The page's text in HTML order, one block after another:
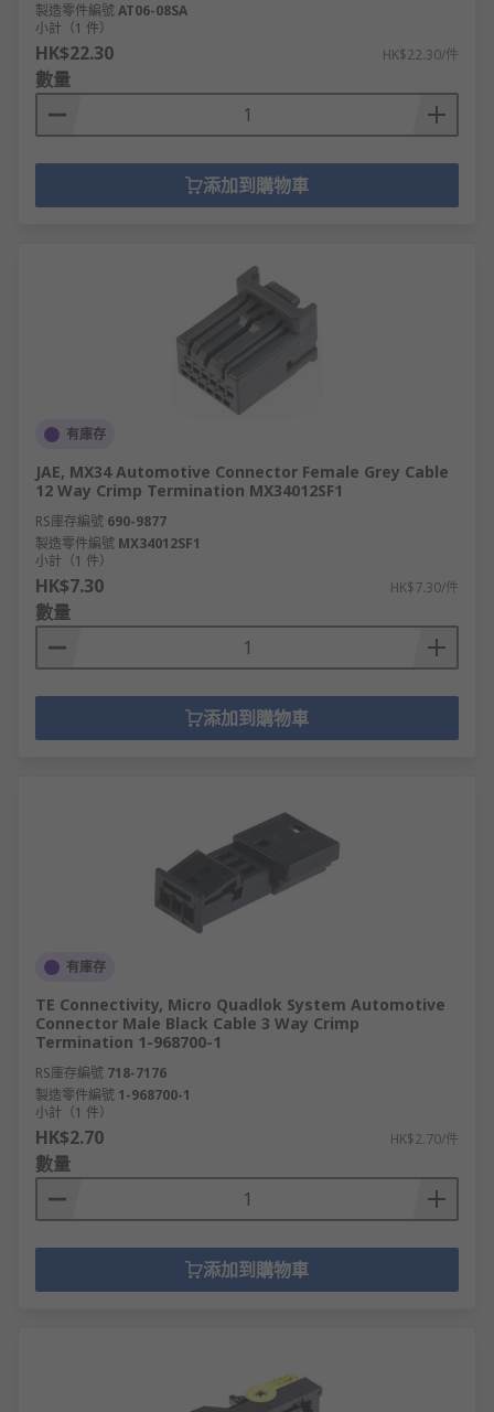
製造零件編號AT06-08SA
小計（1 件）
HK$22.30 HK$22.30/件
數量
添加到購物車
有庫存
JAE, MX34 Automotive Connector Female Grey Cable
12 Way Crimp Termination MX34012SF1
RS庫存編號 690-9877
製造零件編號 MX34012SF1
小計（1 件）
HK$7.30 HK$7.30/件
數量
添加到購物車
有庫存
TE Connectivity, Micro Quadlok System Automotive
Connector Male Black Cable 3 Way Crimp
Termination 1-968700-1
RS庫存編號 718-7176
製造零件編號 1-968700-1
小計（1 件）
HK$2.70 HK$2.70/件
數量
添加到購物車